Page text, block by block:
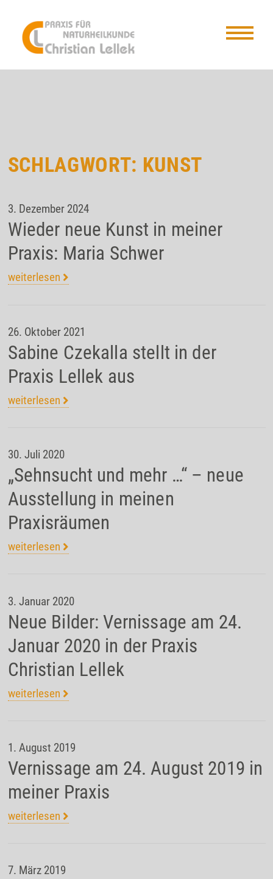
SCHLAGWORT: KUNST
3. Dezember 2024
Wieder neue Kunst in meiner
Praxis: Maria Schwer
weiterlesen
26. Oktober 2021
Sabine Czekalla stellt in der
Praxis Lellek aus
weiterlesen
30. Juli 2020
„Sehnsucht und mehr …“ – neue
Ausstellung in meinen
Praxisräumen
weiterlesen
3. Januar 2020
Neue Bilder: Vernissage am 24.
Januar 2020 in der Praxis
Christian Lellek
weiterlesen
1. August 2019
Vernissage am 24. August 2019 in
meiner Praxis
weiterlesen
7. März 2019